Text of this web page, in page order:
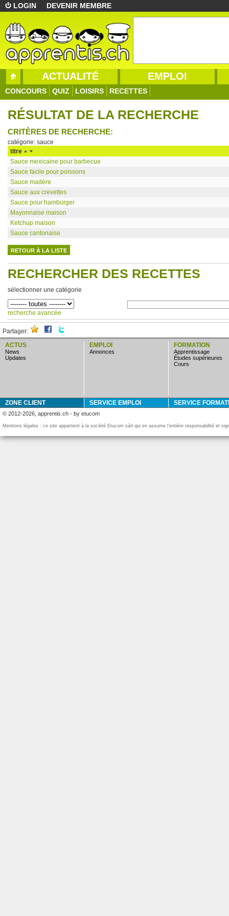
LOGIN DEVENIR MEMBRE
ACTUALITÉ EMPLOI
CONCOURS QUIZ LOISIRS RECETTES
RÉSULTAT DE LA RECHERCHE
CRITÈRES DE RECHERCHE:
catégorie: sauce
titre
Sauce mexicaine pour barbecue
Sauce facile pour poissons
Sauce madère
Sauce aux crevettes
Sauce pour hamburger
Mayonnaise maison
Ketchup maison
Sauce cantonaise
RETOUR À LA LISTE
RECHERCHER DES RECETTES
sélectionner une catégorie
recherche avancée
Partager:
ACTUS
news
updates
EMPLOI
annonces
FORMATION
apprentissage
études supérieures
cours
ZONE CLIENT SERVICE EMPLOI SERVICE
© 2012-2026, apprentis.ch - by etucom
Mentions légales : ce site appartient à la société Etucom sàrl qui en assume l’entière responsabilité et